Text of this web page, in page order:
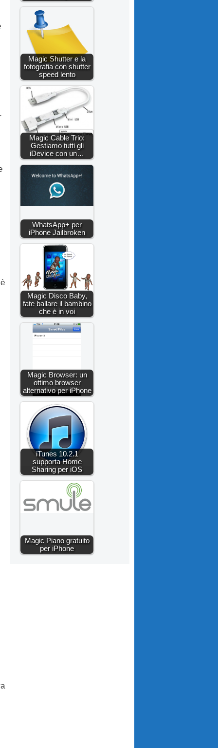
Magic Shutter e la
fotografia con shutter
speed lento
Magic Cable Trio:
Gestiamo tutti gli
iDevice con un…
WhatsApp+ per
iPhone Jailbroken
Magic Disco Baby,
fate ballare il bambino
che è in voi
Magic Browser: un
ottimo browser
alternativo per iPhone
iTunes 10.2.1
supporta Home
Sharing per iOS
Magic Piano gratuito
per iPhone